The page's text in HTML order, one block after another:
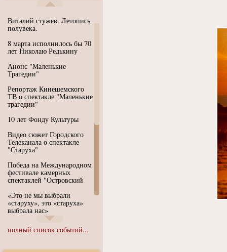
Виталий стужев. Летопись
полувека.
8 марта исполнилось бы 70
лет Николаю Редькину
Анонс "Маленькие
Трагедии"
Репортаж Кинешемского
ТВ о спектакле "Маленькие
трагедии"
10 лет Фонду Культуры
Видео сюжет Городского
Телеканала о спектакле
"Старуха"
Победа на Международном
фестивале камерных
спектаклей "Островский
«Это не мы выбрали
«старуху», это «старуха»
выбрала нас»
Иммерсивный спектакль
"Язык чистого полета
полный список событий...